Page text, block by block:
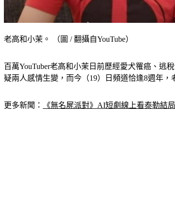
老高和小茉。 （圖 / 翻攝自YouTube）
百萬YouTuber老高和小茉日前歷經愛犬罹癌、
疑兩人感情生變，而今（19）日頻道恰逢8週年，
更多新聞： 《無名屍派對》AI短劇線上看泰勒結